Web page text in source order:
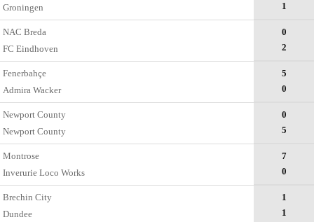
Groningen
1
NAC Breda
FC Eindhoven
0
2
Fenerbahçe
Admira Wacker
5
0
Newport County
Newport County
0
5
Montrose
Inverurie Loco Works
7
0
Brechin City
Dundee
1
1